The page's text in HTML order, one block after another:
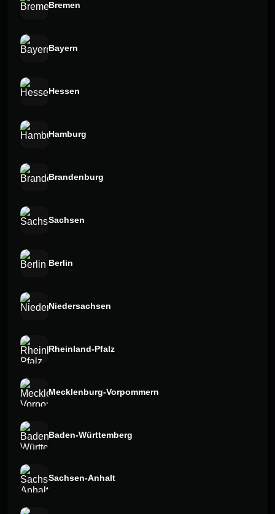
Bremen
Bayern
Hessen
Hamburg
Brandenburg
Sachsen
Berlin
Niedersachsen
Rheinland-Pfalz
Mecklenburg-Vorpommern
Baden-Württemberg
Sachsen-Anhalt